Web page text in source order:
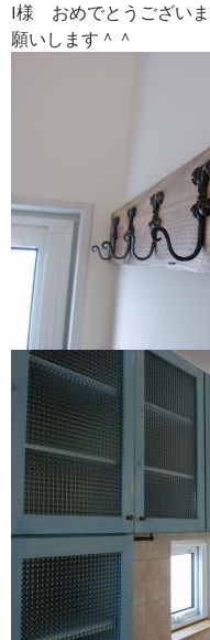
I様 おめでとうござい
願いします＾＾